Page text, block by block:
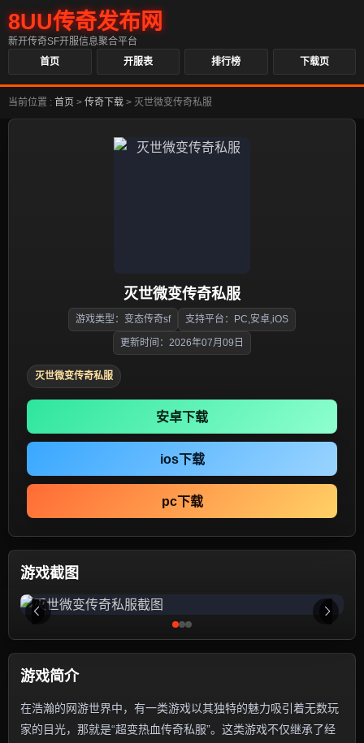
8UU传奇发布网
新开传奇SF开服信息聚合平台
首页
开服表 排行榜 下载页
当前位置 : 首页 > 传奇下载 > 灭世微变传奇私服
灭世微变传奇私服
游戏类型：变态传奇sf 支持平台：PC,安卓,iOS
更新时间：2026年07月09日
灭世微变传奇私服
安卓下载
ios下载
pc下载
游戏截图
游戏简介
在浩瀚的网游世界中，有一类游戏以其独特的魅力吸引着无数玩
家的目光，那就是“超变热血传奇私服”。这类游戏不仅继承了经